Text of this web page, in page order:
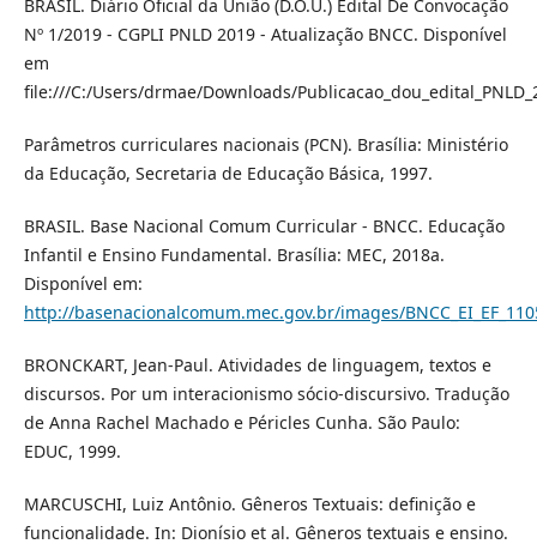
BRASIL. Diário Oficial da União (D.O.U.) Edital De Convocação
Nº 1/2019 - CGPLI PNLD 2019 - Atualização BNCC. Disponível
em
file:///C:/Users/drmae/Downloads/
Parâmetros curriculares nacionais (PCN). Brasília: Ministério
da Educação, Secretaria de Educação Básica, 1997.
BRASIL. Base Nacional Comum Curricular - BNCC. Educação
Infantil e Ensino Fundamental. Brasília: MEC, 2018a.
Disponível em:
http://basenacionalcomum.mec.gov.br/images/
BRONCKART, Jean-Paul. Atividades de linguagem, textos e
discursos. Por um interacionismo sócio-discursivo. Tradução
de Anna Rachel Machado e Péricles Cunha. São Paulo:
EDUC, 1999.
MARCUSCHI, Luiz Antônio. Gêneros Textuais: definição e
funcionalidade. In: Dionísio et al. Gêneros textuais e ensino.